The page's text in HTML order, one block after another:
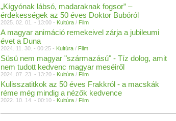
„Kígyónak lábsó, madaraknak fogsor” –
érdekességek az 50 éves Doktor Bubóról
2025. 02. 01. - 13:00 - Kultúra / Film
A magyar animáció remekeivel zárja a jubileumi
évet a Duna
2024. 11. 30. - 00:25 - Kultúra / Film
Süsü nem magyar "származású" - Tíz dolog, amit
nem tudott kedvenc magyar meséiről
2024. 07. 23. - 13:20 - Kultúra / Film
Kulisszatitkok az 50 éves Frakkról - a macskák
réme még mindig a nézők kedvence
2022. 10. 14. - 00:10 - Kultúra / Film